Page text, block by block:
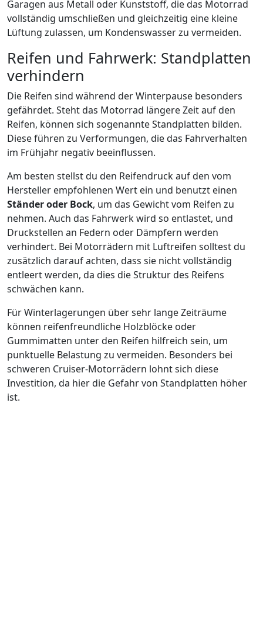
Garagen aus Metall oder Kunststoff, die das Motorrad
vollständig umschließen und gleichzeitig eine kleine
Lüftung zulassen, um Kondenswasser zu vermeiden.
Reifen und Fahrwerk: Standplatten
verhindern
Die Reifen sind während der Winterpause besonders
gefährdet. Steht das Motorrad längere Zeit auf den
Reifen, können sich sogenannte Standplatten bilden.
Diese führen zu Verformungen, die das Fahrverhalten
im Frühjahr negativ beeinflussen.
Am besten stellst du den Reifendruck auf den vom
Hersteller empfohlenen Wert ein und benutzt einen
Ständer oder Bock, um das Gewicht vom Reifen zu
nehmen. Auch das Fahrwerk wird so entlastet, und
Druckstellen an Federn oder Dämpfern werden
verhindert. Bei Motorrädern mit Luftreifen solltest du
zusätzlich darauf achten, dass sie nicht vollständig
entleert werden, da dies die Struktur des Reifens
schwächen kann.
Für Winterlagerungen über sehr lange Zeiträume
können reifenfreundliche Holzblöcke oder
Gummimatten unter den Reifen hilfreich sein, um
punktuelle Belastung zu vermeiden. Besonders bei
schweren Cruiser-Motorrädern lohnt sich diese
Investition, da hier die Gefahr von Standplatten höher
ist.